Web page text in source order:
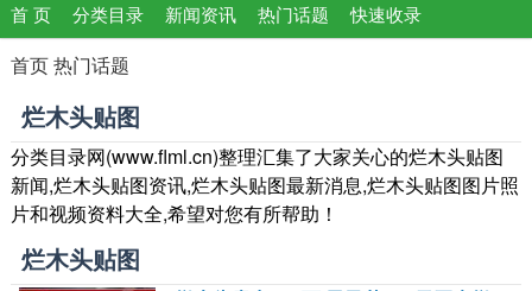
首 页 分类目录 新闻资讯 热门话题 快速收录
首页热门话题
烂木头贴图
分类目录网(www.flml.cn)整理汇集了大家关心的烂木头贴图
新闻,烂木头贴图资讯,烂木头贴图最新消息,烂木头贴图图片照
片和视频资料大全,希望对您有所帮助！
烂木头贴图